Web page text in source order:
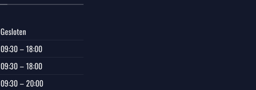
Gesloten
09:30 – 18:00
09:30 – 18:00
09:30 – 20:00